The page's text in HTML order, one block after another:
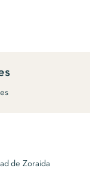
de Zoraida